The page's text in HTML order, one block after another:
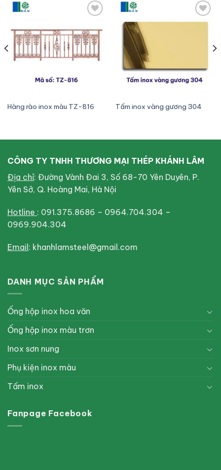
wishlist
Hàng rào inox màu TZ-816
Add to
Tấm inox vàng gương 304
CÔNG TY TNHH THƯƠNG MẠI THÉP KHÁNH LÂM
Địa chỉ: Đường Vành Đai 3, Số 68-70 Yên Duyên, P.
Yên Sở, Q. Hoàng Mai, Hà Nội
Hotline : 091.375.8686 – 0964.704.304 –
0969.904.304
Email : khanhlamsteel@gmail.com
DANH MỤC SẢN PHẨM
Ống hộp inox hoa văn
Ống hộp inox màu trơn
Inox sơn nung
Phụ kiện inox màu
Tấm inox
Fanpage Facebook